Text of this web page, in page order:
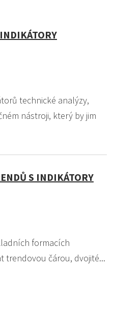
technické analýzy,
nástroji, který by jim
S INDIKÁTORY
formacích
trendovou čárou, dvojité...